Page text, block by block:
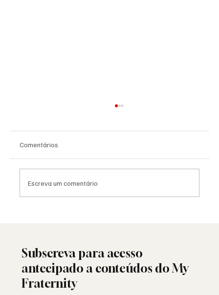
Comentários
Escreva um comentário
Subscreva para acesso
antecipado a conteúdos do My
Fraternity